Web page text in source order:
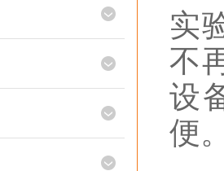
实
不
设
便